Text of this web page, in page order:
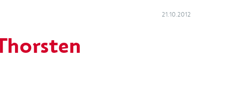
21.10.2012